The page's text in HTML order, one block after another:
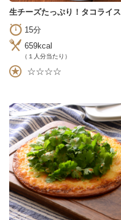
生チーズたっぷり！タコライス
15分
659kcal
（１人分当たり）
☆☆☆☆